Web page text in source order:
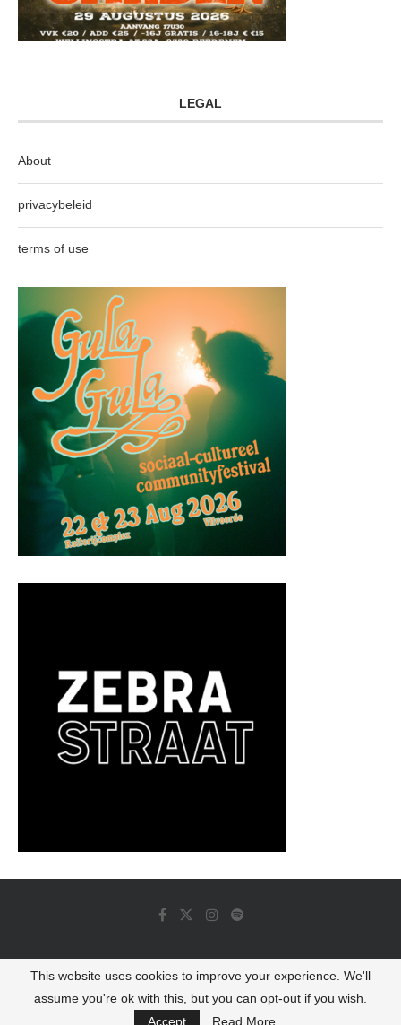
LEGAL
About
privacybeleid
terms of use
© 2022 - Luminous Dash All Rights Reserved
BACK TO TOP
This website uses cookies to improve your experience. We'll
assume you're ok with this, but you can opt-out if you wish.
Accept
Read More